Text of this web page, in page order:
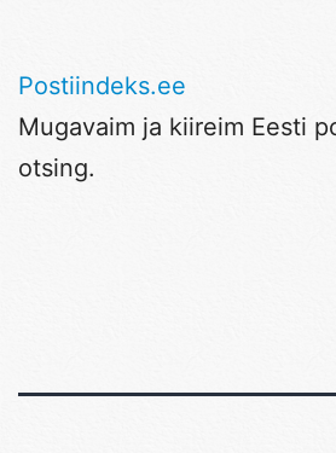
Postiindeks.ee
Mugavaim ja kiireim Eesti
otsing.